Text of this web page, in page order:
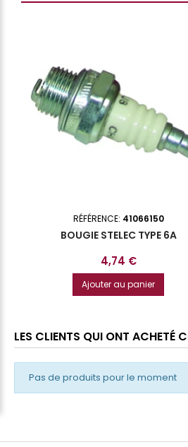
RÉFÉRENCE: 41066150
BOUGIE STELEC TYPE 6A
Prix
4,74 €
Ajouter au panier
LES CLIENTS QUI ONT ACHETÉ
Pas de produits pour le moment